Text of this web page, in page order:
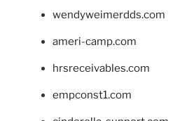
wendyweimerdds.com
ameri-camp.com
hrsreceivables.com
empconst1.com